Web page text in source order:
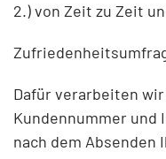
2.) von Zeit zu Zeit
Dafür verarbeiten
Kundennummer und
nach dem Absenden